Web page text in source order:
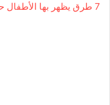
7 طرق يظهر بها الأطفال حبهم وارتباطهم بك